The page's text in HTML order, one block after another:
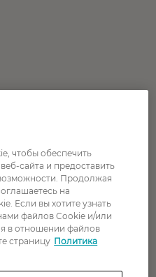
чтобы обеспечить
сайта и предоставить
Продолжая
на
Если вы хотите узнать
файлов Cookie и/или
в отношении файлов
страницу Политика